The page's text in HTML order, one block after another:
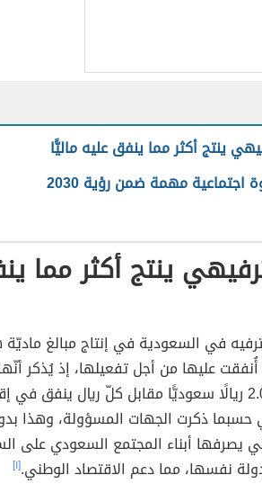
ينتج أكثر مما ينفق عليه ماليًّا
اجتماعية مهمة ضمن رؤية 2030
ينتج أكثر مما
في السعودية في إنتاج مبالغ ماديّة
عليها من أجل تفعيلها، إذ يُذكر
2.05 ريالًا سعوديًّا مقابل كلّ ريال ينفق في
ذكرت الجهات المسؤولة، وهذا
يصرفها أبناء المجتمع السعودي على
نفسها، مما دعم الاقتصاد الوطني.[١]